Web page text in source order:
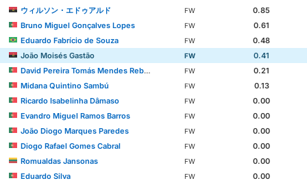
ウィルソン・エドゥアルド FW
0.85
Bruno Miguel Gonçalves Lopes
FW
0.61
Eduardo Fabrício de Souza
FW
0.48
João Moisés Gastão
FW
0.41
David Pereira Tomás Mendes Rebelo
FW
0.21
Midana Quintino Sambú
FW
0.13
Ricardo Isabelinha Dâmaso
FW
0.00
Evandro Miguel Ramos Barros
FW
0.00
João Diogo Marques Paredes
FW
0.00
Diogo Rafael Gomes Cabral
FW
0.00
Romualdas Jansonas
FW
0.00
Eduardo Silva
FW 0.00